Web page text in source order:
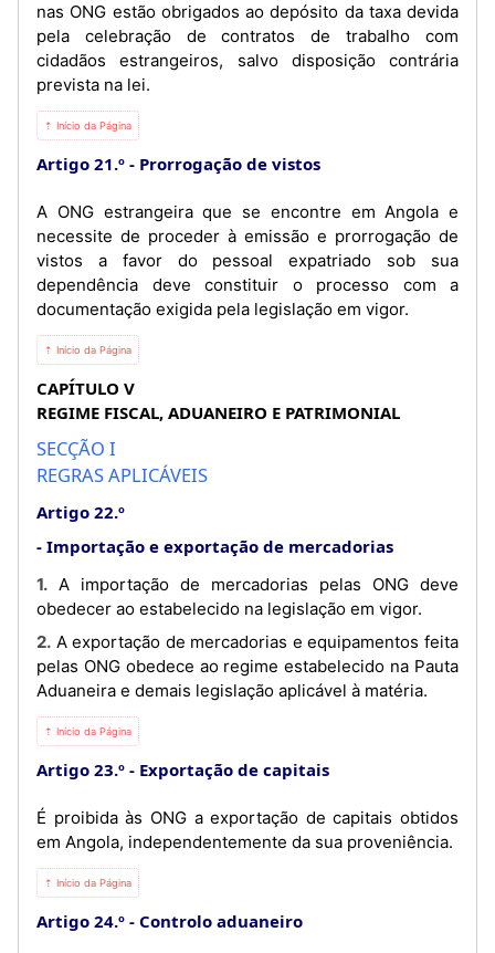
nas ONG estão obrigados ao depósito da taxa devida
pela celebração de contratos de trabalho com
cidadãos estrangeiros, salvo disposição contrária
prevista na lei.
⇡ Início da Página
Artigo 21.º Prorrogação de vistos
A ONG estrangeira que se encontre em Angola e
necessite de proceder à emissão e prorrogação de
vistos a favor do pessoal expatriado sob sua
dependência deve constituir o processo com a
documentação exigida pela legislação em vigor.
⇡ Início da Página
CAPÍTULO V
REGIME FISCAL, ADUANEIRO E PATRIMONIAL
SECÇÃO I
REGRAS APLICÁVEIS
Artigo 22.º
Importação e exportação de mercadorias
1. A importação de mercadorias pelas ONG deve
obedecer ao estabelecido na legislação em vigor.
2. A exportação de mercadorias e equipamentos feita
pelas ONG obedece ao regime estabelecido na Pauta
Aduaneira e demais legislação aplicável à matéria.
⇡ Início da Página
Artigo 23.º Exportação de capitais
É proibida às ONG a exportação de capitais obtidos
em Angola, independentemente da sua proveniência.
⇡ Início da Página
Artigo 24.º Controlo aduaneiro